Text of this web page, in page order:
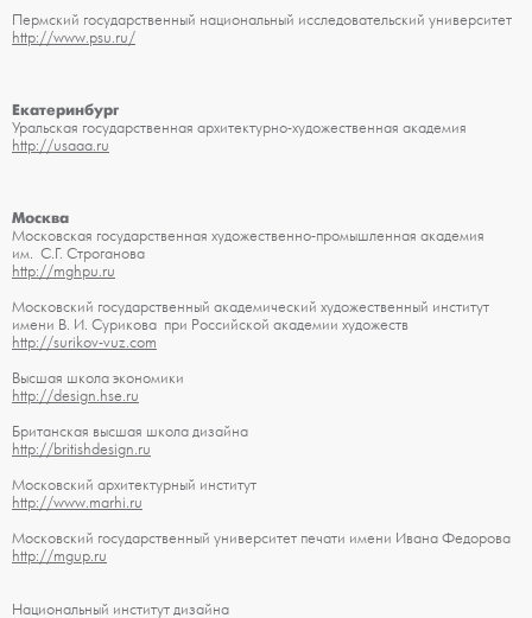
Пермский государственный национальный исследовательский университет
http://www.psu.ru/
Екатеринбург
Уральская государственная архитектурно-художественная академия
http://usaaa.ru
Москва
Московская государственная художественно-промышленная академия
им. С.Г. Строганова
http://mghpu.ru
Московский государственный академический художественный институт
имени В. И. Сурикова при Российской академии художеств
http://surikov-vuz.com
Высшая школа экономики
http://design.hse.ru
Британская высшая школа дизайна
http://britishdesign.ru
Московский архитектурный институт
http://www.marhi.ru
Московский государственный университет печати имени Ивана Федорова
http://mgup.ru
Национальный институт дизайна